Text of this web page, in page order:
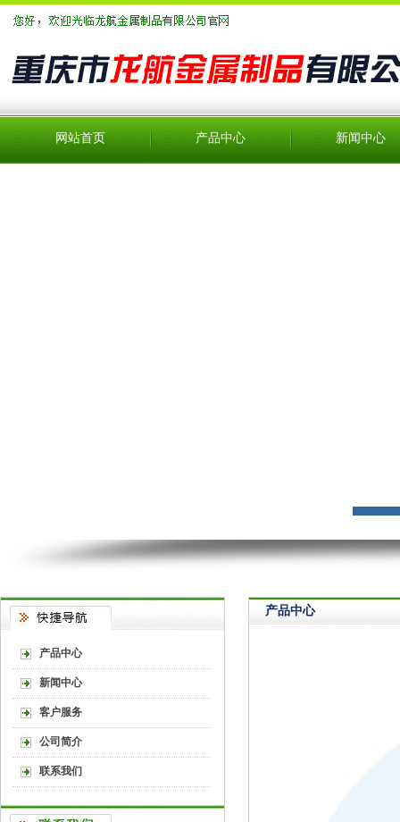
网站首页 产品中心 新闻中心
产品中心
新闻中心
客户服务
公司简介
联系我们
产品中心